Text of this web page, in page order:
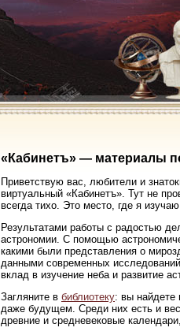
«Кабинетъ» — материалы
Приветствую вас, любители и
виртуальный «Кабинетъ». Тут не
всегда тихо. Это место, где я
Результатами работы с радостью
астрономии. С помощью
какими были представления о
данными современных
вклад в изучение неба и развитие
Загляните в библиотеку: вы найдете
даже будущем. Среди них есть и
древние и средневековые